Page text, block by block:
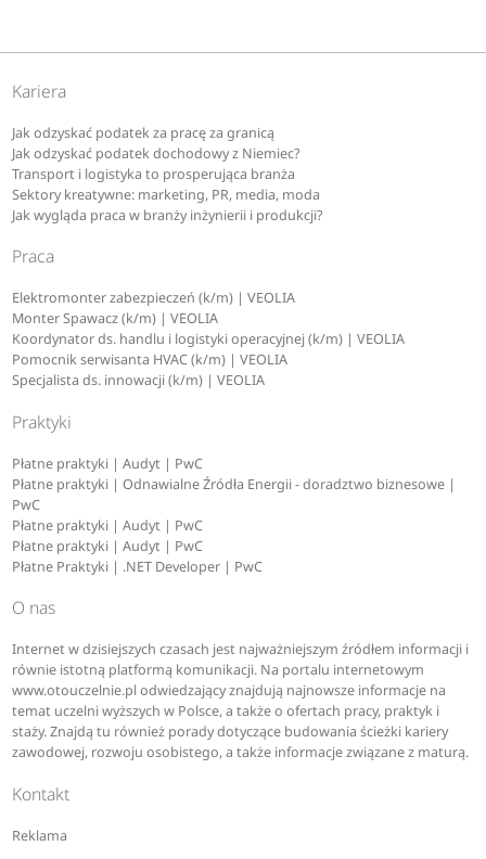
Kariera
Jak odzyskać podatek za pracę za granicą
Jak odzyskać podatek dochodowy z Niemiec?
Transport i logistyka to prosperująca branża
Sektory kreatywne: marketing, PR, media, moda
Jak wygląda praca w branży inżynierii i produkcji?
Praca
Elektromonter zabezpieczeń (k/m) | VEOLIA
Monter Spawacz (k/m) | VEOLIA
Koordynator ds. handlu i logistyki operacyjnej (k/m) | VEOLIA
Pomocnik serwisanta HVAC (k/m) | VEOLIA
Specjalista ds. innowacji (k/m) | VEOLIA
Praktyki
Płatne praktyki | Audyt | PwC
Płatne praktyki | Odnawialne Źródła Energii - doradztwo biznesowe |
PwC
Płatne praktyki | Audyt | PwC
Płatne praktyki | Audyt | PwC
Płatne Praktyki | .NET Developer | PwC
O nas
Internet w dzisiejszych czasach jest najważniejszym źródłem informacji i
równie istotną platformą komunikacji. Na portalu internetowym
www.otouczelnie.pl odwiedzający znajdują najnowsze informacje na
temat uczelni wyższych w Polsce, a także o ofertach pracy, praktyk i
staży. Znajdą tu również porady dotyczące budowania ścieżki kariery
zawodowej, rozwoju osobistego, a także informacje związane z maturą.
Kontakt
Reklama